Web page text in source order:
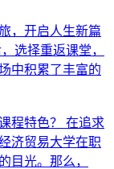
，开启人生新篇
选择重返课堂，
中积累了丰富的
程特色？
在追求
济贸易大学在职
目光。那么，